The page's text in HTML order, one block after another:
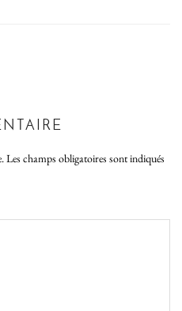
Les champs obligatoires sont indiqués